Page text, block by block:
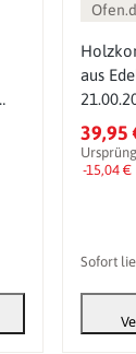
aus
39,95
-15,04 €
Sofort